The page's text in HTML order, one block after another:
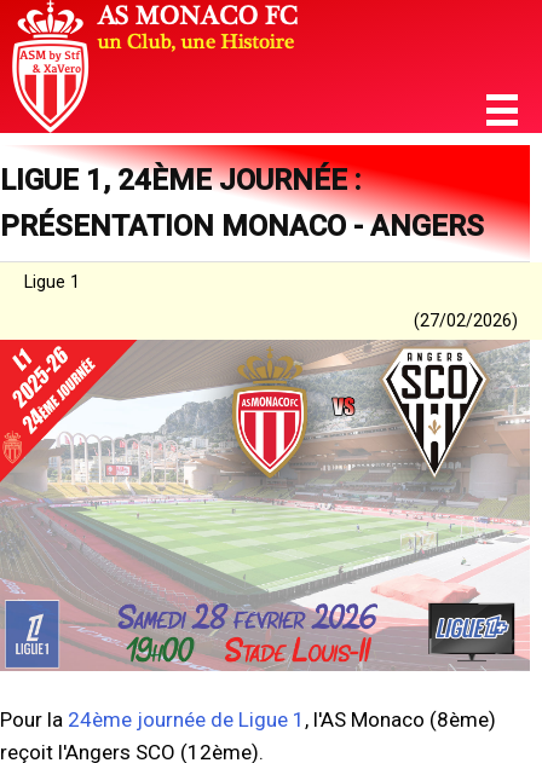
LIGUE 1, 24ÈME JOURNÉE :
PRÉSENTATION MONACO - ANGERS
Ligue 1
(27/02/2026)
Pour la 24ème journée de Ligue 1 , l'AS Monaco (8ème)
reçoit l'Angers SCO (12ème).